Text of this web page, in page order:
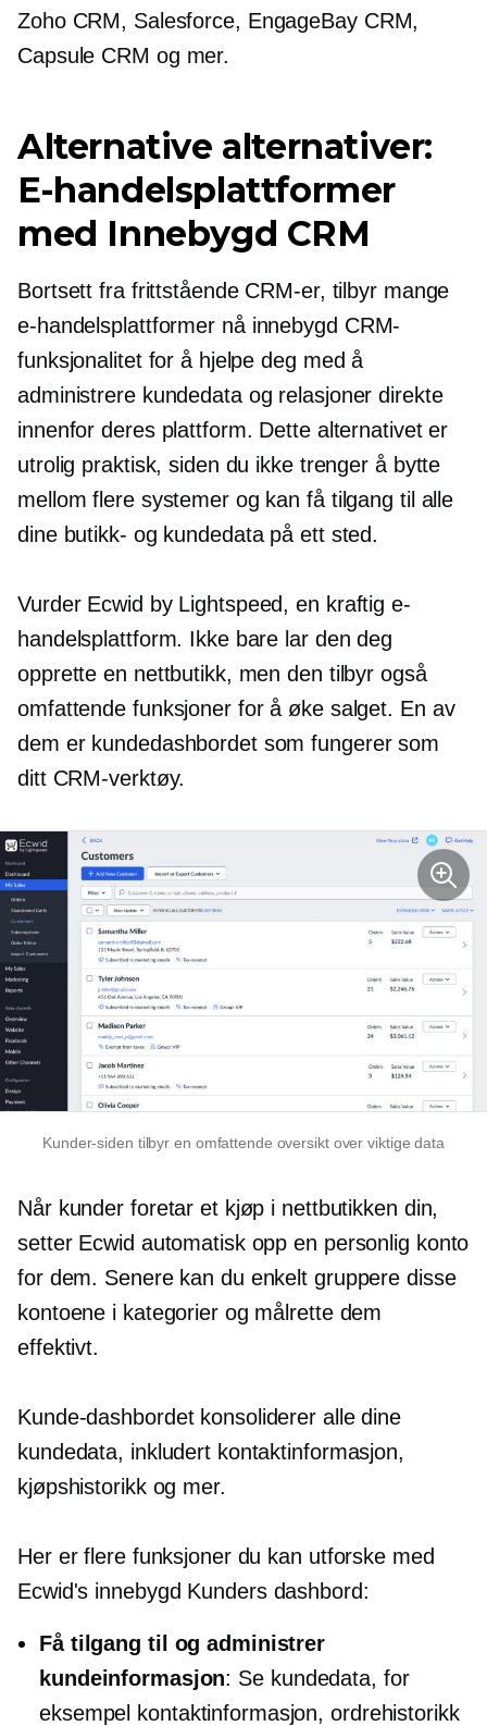
Zoho CRM, Salesforce, EngageBay CRM,
Capsule CRM og mer.
Alternative alternativer:
E-handelsplattformer
med Innebygd CRM
Bortsett fra frittstående CRM-er, tilbyr mange
e-handelsplattformer nå innebygd CRM-
funksjonalitet for å hjelpe deg med å
administrere kundedata og relasjoner direkte
innenfor deres plattform. Dette alternativet er
utrolig praktisk, siden du ikke trenger å bytte
mellom flere systemer og kan få tilgang til alle
dine butikk- og kundedata på ett sted.
Vurder Ecwid by Lightspeed, en kraftig e-
handelsplattform. Ikke bare lar den deg
opprette en nettbutikk, men den tilbyr også
omfattende funksjoner for å øke salget. En av
dem er kundedashbordet som fungerer som
ditt CRM-verktøy.
Kunder-siden tilbyr en omfattende oversikt over viktige data
Når kunder foretar et kjøp i nettbutikken din,
setter Ecwid automatisk opp en personlig konto
for dem. Senere kan du enkelt gruppere disse
kontoene i kategorier og målrette dem
effektivt.
Kunde-dashbordet konsoliderer alle dine
kundedata, inkludert kontaktinformasjon,
kjøpshistorikk og mer.
Her er flere funksjoner du kan utforske med
Ecwid's innebygd Kunders dashbord:
Få tilgang til og administrer
kundeinformasjon: Se kundedata, for
eksempel kontaktinformasjon, ordrehistorikk